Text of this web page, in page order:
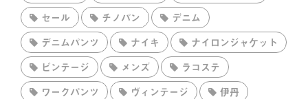
セール
チノパン
デニム
デニムパンツ
ナイキ
ナイロンジャケット
ビンテージ
メンズ
ラコステ
ワークパンツ
ヴィンテージ
伊丹